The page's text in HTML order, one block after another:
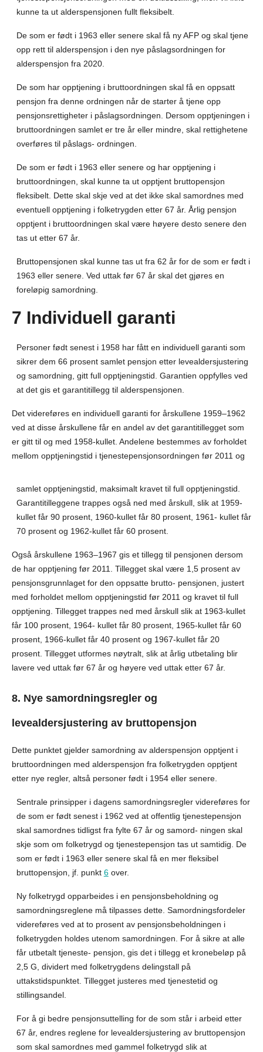
kunne ta ut alderspensjonen fullt fleksibelt.
De som er født i 1963 eller senere skal få ny AFP og skal tjene
opp rett til alderspensjon i den nye påslagsordningen for
alderspensjon fra 2020.
De som har opptjening i bruttoordningen skal få en oppsatt
pensjon fra denne ordningen når de starter å tjene opp
pensjonsrettigheter i påslagsordningen. Dersom opptjeningen i
bruttoordningen samlet er tre år eller mindre, skal rettighetene
overføres til påslags- ordningen.
De som er født i 1963 eller senere og har opptjening i
bruttoordningen, skal kunne ta ut opptjent bruttopensjon
fleksibelt. Dette skal skje ved at det ikke skal samordnes med
eventuell opptjening i folketrygden etter 67 år. Årlig pensjon
opptjent i bruttoordningen skal være høyere desto senere den
tas ut etter 67 år.
Bruttopensjonen skal kunne tas ut fra 62 år for de som er født i
1963 eller senere. Ved uttak før 67 år skal det gjøres en
foreløpig samordning.
7 Individuell garanti
Personer født senest i 1958 har fått en individuell garanti som
sikrer dem 66 prosent samlet pensjon etter levealdersjustering
og samordning, gitt full opptjeningstid. Garantien oppfylles ved
at det gis et garantitillegg til alderspensjonen.
Det videreføres en individuell garanti for årskullene 1959–1962
ved at disse årskullene får en andel av det garantitillegget som
er gitt til og med 1958-kullet. Andelene bestemmes av forholdet
mellom opptjeningstid i tjenestepensjonsordningen før 2011 og
samlet opptjeningstid, maksimalt kravet til full opptjeningstid.
Garantitilleggene trappes også ned med årskull, slik at 1959-
kullet får 90 prosent, 1960-kullet får 80 prosent, 1961- kullet får
70 prosent og 1962-kullet får 60 prosent.
Også årskullene 1963–1967 gis et tillegg til pensjonen dersom
de har opptjening før 2011. Tillegget skal være 1,5 prosent av
pensjonsgrunnlaget for den oppsatte brutto- pensjonen, justert
med forholdet mellom opptjeningstid før 2011 og kravet til full
opptjening. Tillegget trappes ned med årskull slik at 1963-kullet
får 100 prosent, 1964- kullet får 80 prosent, 1965-kullet får 60
prosent, 1966-kullet får 40 prosent og 1967-kullet får 20
prosent. Tillegget utformes nøytralt, slik at årlig utbetaling blir
lavere ved uttak før 67 år og høyere ved uttak etter 67 år.
8. Nye samordningsregler og
levealdersjustering av bruttopensjon
Dette punktet gjelder samordning av alderspensjon opptjent i
bruttoordningen med alderspensjon fra folketrygden opptjent
etter nye regler, altså personer født i 1954 eller senere.
Sentrale prinsipper i dagens samordningsregler videreføres for
de som er født senest i 1962 ved at offentlig tjenestepensjon
skal samordnes tidligst fra fylte 67 år og samord- ningen skal
skje som om folketrygd og tjenestepensjon tas ut samtidig. De
som er født i 1963 eller senere skal få en mer fleksibel
bruttopensjon, jf. punkt 6over.
Ny folketrygd opparbeides i en pensjonsbeholdning og
samordningsreglene må tilpasses dette. Samordningsfordeler
videreføres ved at to prosent av pensjonsbeholdningen i
folketrygden holdes utenom samordningen. For å sikre at alle
får utbetalt tjeneste- pensjon, gis det i tillegg et kronebeløp på
2,5 G, dividert med folketrygdens delingstall på
uttakstidspunktet. Tillegget justeres med tjenestetid og
stillingsandel.
For å gi bedre pensjonsuttelling for de som står i arbeid etter
67 år, endres reglene for levealdersjustering av bruttopensjon
som skal samordnes med gammel folketrygd slik at